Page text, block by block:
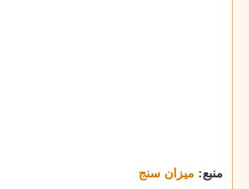
منبع: میزان سنج